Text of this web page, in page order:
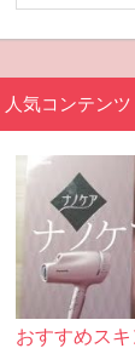
人気コンテンツ